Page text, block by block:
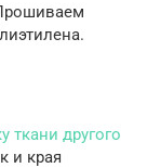
ткани другого
и края